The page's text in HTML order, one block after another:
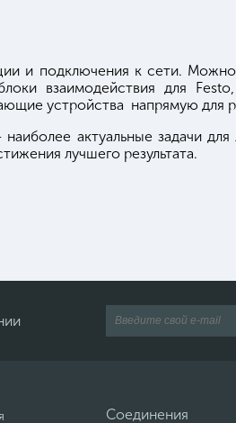
и подключения к сети.
взаимодействия для
устройства напрямую для
актуальные задачи
лучшего результата.
Соединения